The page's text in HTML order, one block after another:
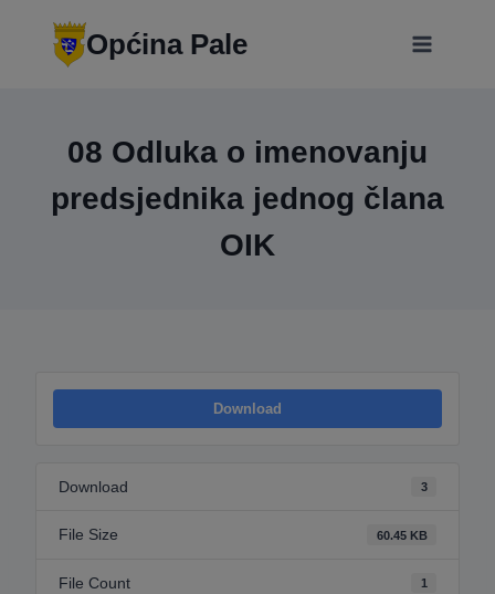
Općina Pale
08 Odluka o imenovanju
predsjednika jednog člana
OIK
Download
Download 3
File Size 60.45 KB
File Count 1